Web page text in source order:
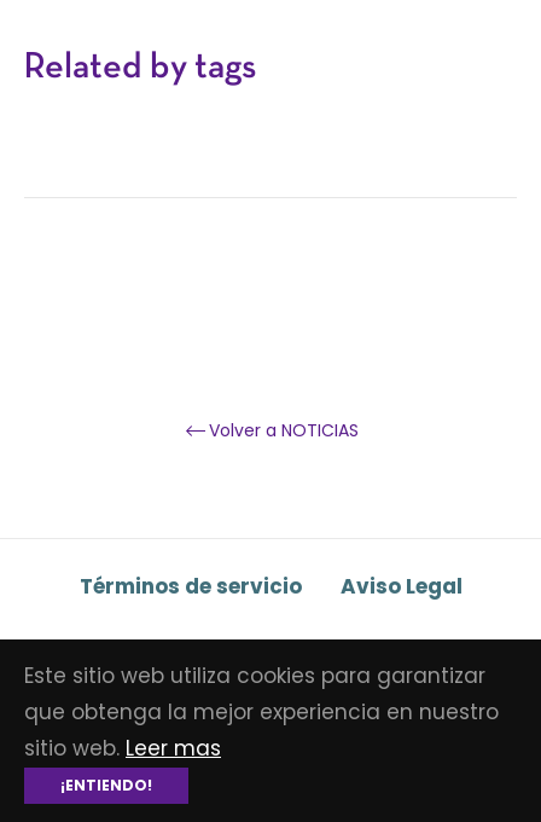
Related by tags
Volver a NOTICIAS
Términos de servicio Aviso Legal
© Copyright 2026Mo4tespana. Tecnología de
Shopify
Este sitio web utiliza cookies para garantizar
que obtenga la mejor experiencia en nuestro
sitio web. Leer mas
¡ENTIENDO!